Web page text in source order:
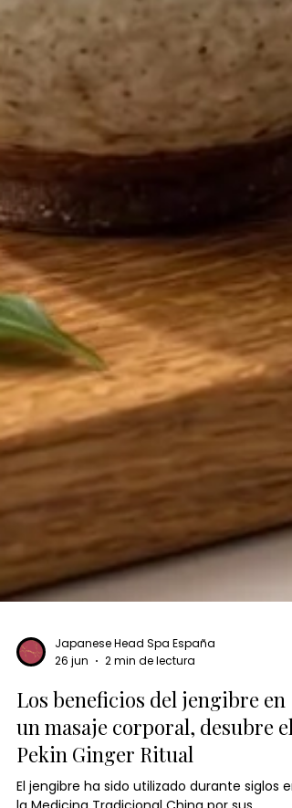
Japanese Head Spa España
26 jun
2 min de lectura
Los beneficios del jengibre en
un masaje corporal, desubre el